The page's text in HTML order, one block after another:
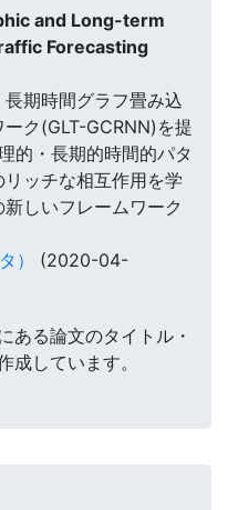
and Long-term
Forecasting
期時間グラフ畳み込
ク(GLT-GCRNN)を提
的・長期的時間的パタ
ッチな相互作用を学
しいフレームワーク
）
(2020-04-
ある論文のタイトル・
成しています。